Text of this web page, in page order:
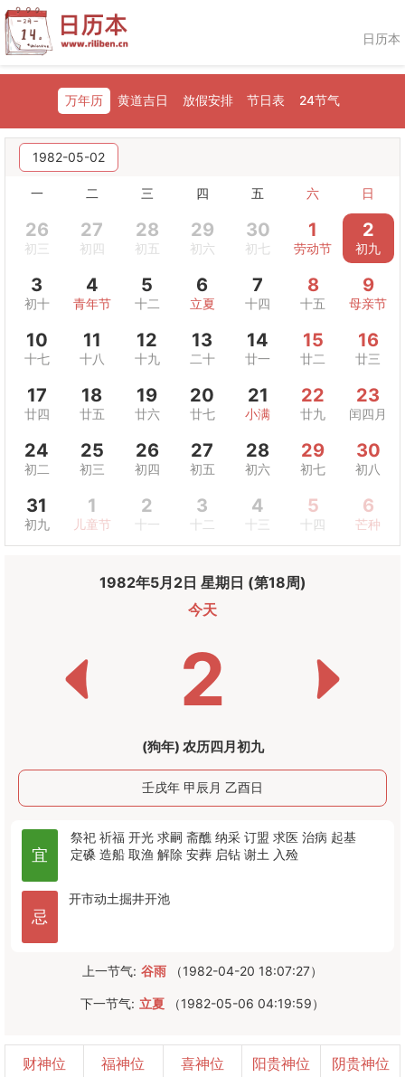
日历本
万年历 黄道吉日 放假安排 节日表 24节气
1982-05-02
一 二 三 四 五 六 日
26
初三
27
初四
28
初五
29
初六
30
初七
1
劳动节
2
初九
3
初十
4
青年节
5
十二
6
立夏
7
十四
8
十五
9
母亲节
10
十七
11
十八
12
十九
13
二十
14
廿一
15
廿二
16
廿三
17
廿四
18
廿五
19
廿六
20
廿七
21
小满
22
廿九
23
闰四月
24
初二
25
初三
26
初四
27
初五
28
初六
29
初七
30
初八
31
初九
1
儿童节
2
十一
3 4 5
十四
6
芒种
1982年5月2日 星期日 (第18周)
今天
2
(狗年) 农历四月初九
壬戌年 甲辰月 乙酉日
宜
祭祀 祈福 开光 求嗣 斋醮 纳采 订盟 求医 治病 起基
定磉 造船 取渔 解除 安葬 启钻 谢土 入殓
忌
开市动土掘井开池
上一节气: 谷雨 （1982-04-20 18:07:27）
下一节气: 立夏 （1982-05-06 04:19:59）
财神位
福神位
喜神位
阳贵神位
阴贵神位